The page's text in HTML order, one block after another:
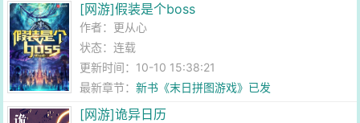
[网游]假装是个boss
作者： 更从心
状态：连载
更新时间：10-10 15:38:21
最新章节：新书《末日拼图游戏》已发
[网游]诡异日历